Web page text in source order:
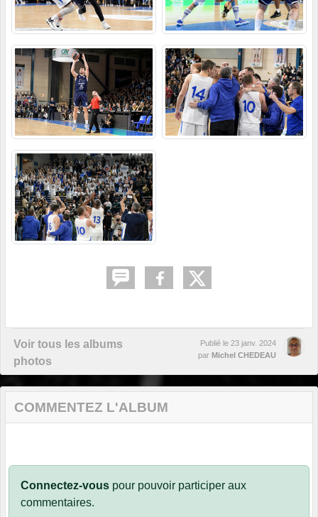
Voir tous les albums
photos
Publié le 23 janv. 2024
par Michel CHEDEAU
COMMENTEZ L'ALBUM
Connectez-vous pour pouvoir participer aux
commentaires.